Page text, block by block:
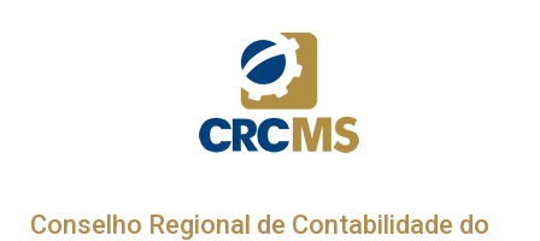
Conselho Regional de Contabilidade do